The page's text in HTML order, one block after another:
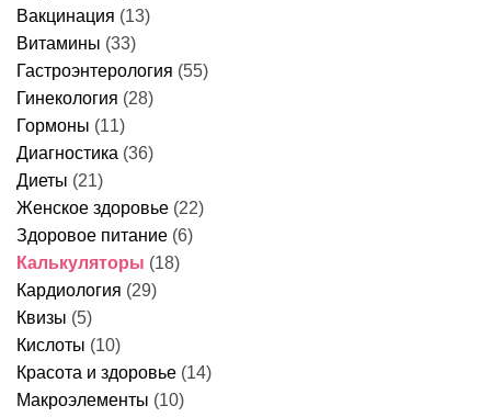
правила
питания
Вакцинация (13)
Витамины (33)
Гастроэнтерология (55)
Гинекология (28)
Гормоны (11)
Диагностика (36)
Диеты (21)
Женское здоровье (22)
Здоровое питание (6)
Калькуляторы (18)
Кардиология (29)
Квизы (5)
Кислоты (10)
Красота и здоровье (14)
Макроэлементы (10)